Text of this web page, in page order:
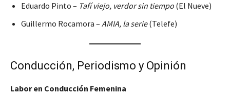
Eduardo Pinto – Tafí viejo, verdor sin tiempo (El Nueve)
Guillermo Rocamora – AMIA, la serie(Telefe)
Conducción, Periodismo y Opinión
Labor en Conducción Femenina